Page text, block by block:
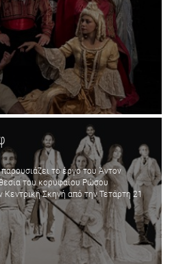
το έργο του Άντον
του κορυφαίου Ρώσου
Σκηνή από την Τετάρτη 21